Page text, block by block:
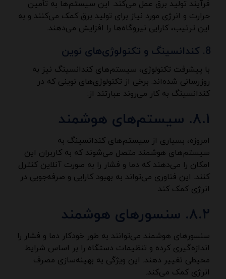
فرآیند تولید برق عمل می‌کند. این سیستم‌ها به تأمین
حرارت و انرژی مورد نیاز برای تولید برق کمک می‌کنند و به
این ترتیب، کارایی نیروگاه‌ها را افزایش می‌دهند.
کندانسینگ و تکنولوژی‌های نوین
با پیشرفت تکنولوژی، سیستم‌های کندانسینگ نیز به
روزرسانی شده‌اند. برخی از تکنولوژی‌های نوینی که در
کندانسینگ به کار می‌روند عبارتند از:
۸.۱. سیستم‌های هوشمند
امروزه، بسیاری از سیستم‌های کندانسینگ به
سیستم‌های هوشمند متصل می‌شوند که به کاربران این
امکان را می‌دهند که دما و فشار را به صورت آنلاین کنترل
کنند. این فناوری می‌تواند به بهبود کارایی و صرفه‌جویی در
انرژی کمک کند.
۸.۲. سنسورهای هوشمند
سنسورهای هوشمند می‌توانند به طور خودکار دما و فشار را
اندازه‌گیری کرده و تنظیمات دستگاه را بر اساس شرایط
محیطی تغییر دهند. این ویژگی به بهینه‌سازی مصرف
انرژی کمک می‌کند.